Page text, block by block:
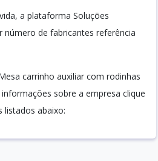
a plataforma Soluções
número de fabricantes referência
carrinho auxiliar com rodinhas
sobre a empresa clique
listados abaixo: